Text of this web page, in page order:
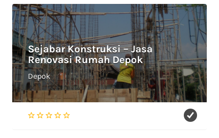
Sejabar Konstruksi – Jasa
Renovasi Rumah Depok
Depok